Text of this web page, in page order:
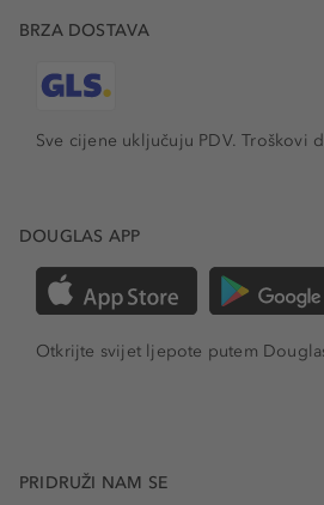
BRZA DOSTAVA
Sve cijene uključuju PDV.Troškovi
DOUGLAS APP
Otkrijte svijet ljepote putem
PRIDRUŽI NAM SE